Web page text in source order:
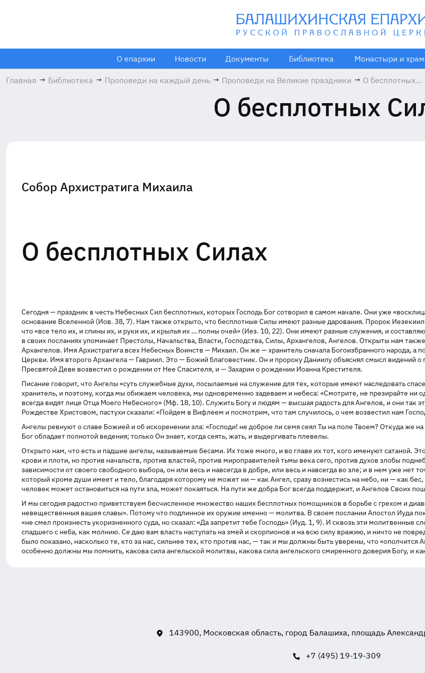
О епархии Новости Документы Библиотека Монастыри и
Главная → Библиотека → Проповеди на каждый день → Проповеди на Великие праздники → О бесплотных
О бесплотных
Собор Архистратига Михаила
О бесплотных Силах
Сегодня — праздник в честь Небесных Сил бесплотных, которых Господь Бог сотворил в самом начале. Они уже
основание Вселенной (Иов. 38, 7). Нам также открыто, что бесплотные Силы имеют разные дарования. Пророк
что «все тело их, и спины их, и руки их, и крылья их … полны очей» (Иез. 10, 22). Они имеют разные служения, и
в своих посланиях упоминает Престолы, Начальства, Власти, Господства, Силы, Архангелов, Ангелов. Открыты нам
Архангелов. Имя Архистратига всех Небесных Воинств — Михаил. Он же — хранитель сначала Богоизбранного народа, а
Церкви. Имя второго Архангела — Гавриил. Это — Божий благовестник. Он и пророку Даниилу объяснял смысл видений о
Пресвятой Деве возвестил о рождении от Нее Спасителя, и — Захарии о рождении Иоанна Крестителя.
Писание говорит, что Ангелы «суть служебные духи, посылаемые на служение для тех, которые имеют наследовать
хранитель, и поэтому, когда мы обижаем человека, мы одновременно задеваем и небеса: «Смотрите, не презирайте ни
всегда видят лице Отца Моего Небесного» (Мф. 18, 10). Служить Богу и людям — высшая радость для Ангелов, и они так
Рождестве Христовом, пастухи сказали: «Пойдем в Вифлеем и посмотрим, что там случилось, о чем возвестил нам
Ангелы ревнуют о славе Божией и об искоренении зла: «Господи! не доброе ли семя сеял Ты на поле Твоем? Откуда
Бог обладает полнотой ведения; только Он знает, когда сеять, жать, и выдергивать плевелы.
Открыто нам, что есть и падшие ангелы, называемые бесами. Их тоже много, и во главе их тот, кого именуют сатаной.
крови и плоти, но против начальств, против властей, против мироправителей тьмы века сего, против духов злобы
зависимости от своего свободного выбора, он или весь и навсегда в добре, или весь и навсегда во зле; и в нем уже нет
который кроме души имеет и тело, благодаря которому не может ни — как Ангел, сразу вознестись на небо, ни — как
человек может остановиться на пути зла, может покаяться. На пути же добра Бог всегда поддержит, и Ангелов Своих
И мы сегодня радостно приветствуем бесчисленное множество наших бесплотных помощников в борьбе с грехом и
невещественныя вашея славы». Потому что подлинное их оружие именно — молитва. В своем послании Апостол Иуда
«не смел произнесть укоризненного суда, но сказал: «Да запретит тебе Господь» (Иуд. 1, 9). И сквозь эти молитвенные
спадшего с неба, как молнию. Се даю вам власть наступать на змей и скорпионов и на всю силу вражию, и ничто не
было показано, насколько те, кто за нас, сильнее тех, кто против нас, — так и мы должны быть уверены, что «ополчится
особенно должны мы помнить, какова сила ангельской молитвы, какова сила ангельского смиренного доверия Богу, и
143900, Московская область, город Балашиха, площадь
+7 (495) 19-19-309